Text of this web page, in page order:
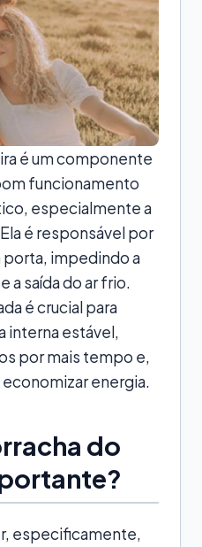
é um componente
funcionamento
especialmente a
é responsável por
porta, impedindo a
a saída do ar frio.
é crucial para
interna estável,
por mais tempo e,
energia.
do
especificamente,